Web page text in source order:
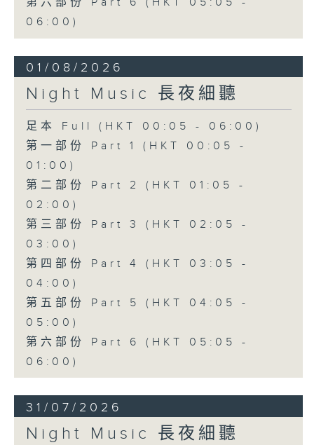
第六部份 Part 6 (HKT 05:05 -
06:00)
01/08/2026
Night Music 長夜細聽
足本 Full (HKT 00:05 - 06:00)
第一部份 Part 1 (HKT 00:05 -
01:00)
第二部份 Part 2 (HKT 01:05 -
02:00)
第三部份 Part 3 (HKT 02:05 -
03:00)
第四部份 Part 4 (HKT 03:05 -
04:00)
第五部份 Part 5 (HKT 04:05 -
05:00)
第六部份 Part 6 (HKT 05:05 -
06:00)
31/07/2026
Night Music 長夜細聽